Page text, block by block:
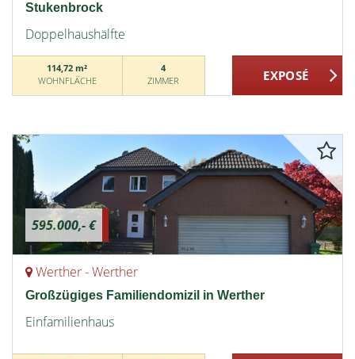
Stukenbrock
Doppelhaushälfte
114,72 m²
WOHNFLÄCHE
4
ZIMMER
595.000,- €
Werther - Werther
Großzügiges Familiendomizil in Werther
Einfamilienhaus